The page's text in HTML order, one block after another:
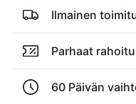
Ilmainen
Parhaat
60 Päivän